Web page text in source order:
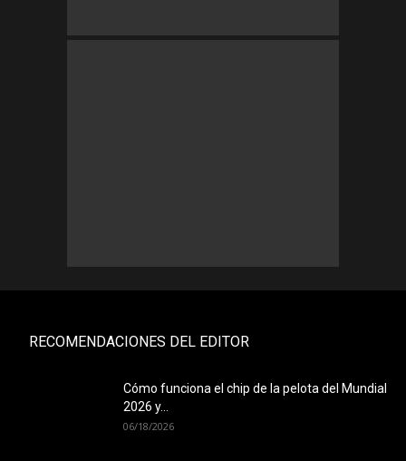
RECOMENDACIONES DEL EDITOR
Cómo funciona el chip de la pelota del Mundial
2026 y...
06/18/2026